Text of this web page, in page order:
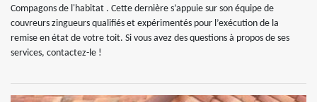
Compagons de l'habitat . Cette dernière s’appuie sur son équipe de
couvreurs zingueurs qualifiés et expérimentés pour l’exécution de la
remise en état de votre toit. Si vous avez des questions à propos de ses
services, contactez-le !